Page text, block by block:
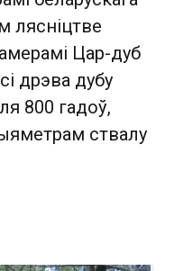
лясніцтве
Цар-дуб
дрэва дубу
800 гадоў,
ствалу